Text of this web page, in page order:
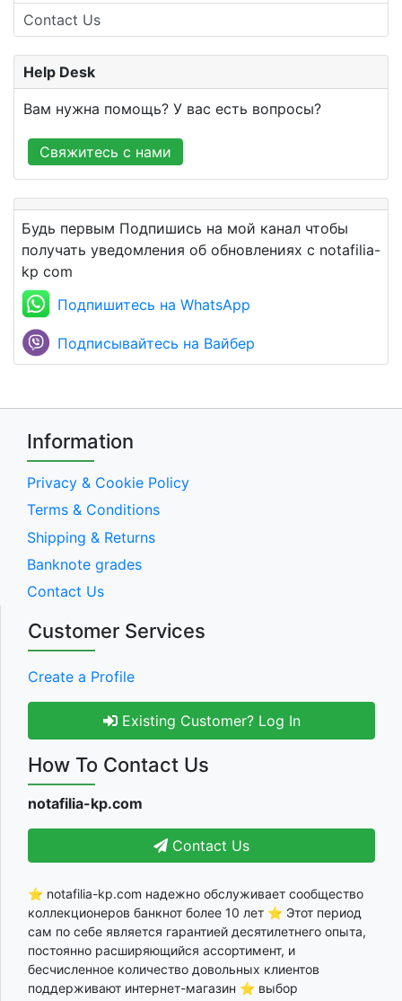
Contact Us
Help Desk
Вам нужна помощь? У вас есть вопросы?
Свяжитесь с нами
Будь первым Подпишись на мой канал чтобы
получать уведомления об обновлениях с notafilia-
kp com
Подпишитесь на WhatsApp
Подписывайтесь на Вайбер
Information
Privacy & Cookie Policy
Terms & Conditions
Shipping & Returns
Banknote grades
Contact Us
Customer Services
Create a Profile
Existing Customer? Log In
How To Contact Us
notafilia-kp.com
Contact Us
⭐ notafilia-kp.com надежно обслуживает сообщество
коллекционеров банкнот более 10 лет ⭐ Этот период
сам по себе является гарантией десятилетнего опыта,
постоянно расширяющийся ассортимент, и
бесчисленное количество довольных клиентов
поддерживают интернет-магазин ⭐ выбор